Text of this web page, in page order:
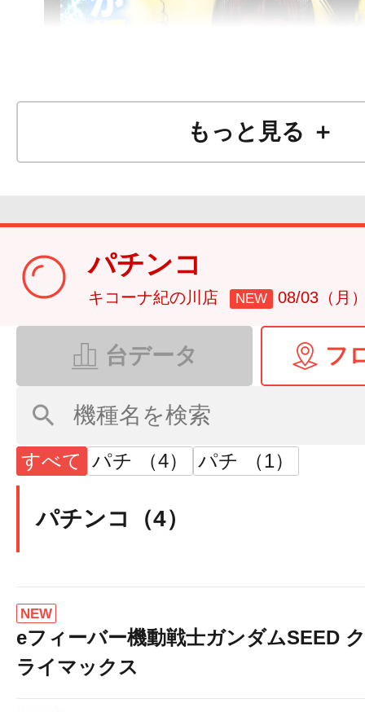
もっと見る ＋
パチンコ
キコーナ紀の川店 NEW 08/03（月
台データ フ
すべて パチ （4） パチ （1）
パチンコ（4）
NEW
eフィーバー機動戦士ガンダムSEED ク
ライマックス